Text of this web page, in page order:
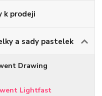
k prodeji
a sady pastelek
Drawing
Lightfast